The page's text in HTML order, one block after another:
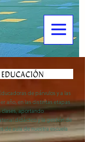
de párvulos y a las
año, en las distintas etapas
clases, aportando
didáctico y la gestión de
de aula de nuestra escuela